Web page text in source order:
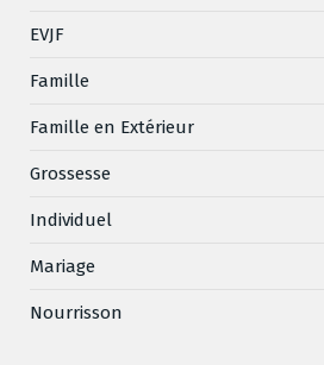
EVJF
Famille
Famille en Extérieur
Grossesse
Individuel
Mariage
Nourrisson